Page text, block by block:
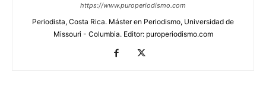
https://www.puroperiodismo.com
Periodista, Costa Rica. Máster en Periodismo, Universidad de
Missouri - Columbia. Editor: puroperiodismo.com